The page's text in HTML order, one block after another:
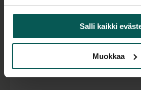
Salli kaikki
Muokkaa
Galvanoitu
2640,00€(alv 0
Tilaustuote